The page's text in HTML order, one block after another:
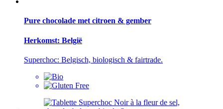
Pure chocolade met citroen & gember
Herkomst: België
Superchoc: Belgisch, biologisch & fairtrade.